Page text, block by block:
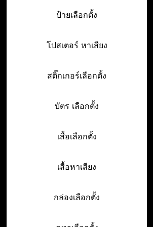
ป้ายเลือกตั้ง
โปสเตอร์ หาเสียง
สติ๊กเกอร์เลือกตั้ง
บัตร เลือกตั้ง
เสื้อเลือกตั้ง
เสื้อหาเสียง
กล่องเลือกตั้ง